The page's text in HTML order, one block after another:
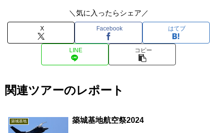
＼気に入ったらシェア／
X Facebook はてブ
LINE コピー
関連ツアーのレポート
築城基地 築城基地航空祭2024